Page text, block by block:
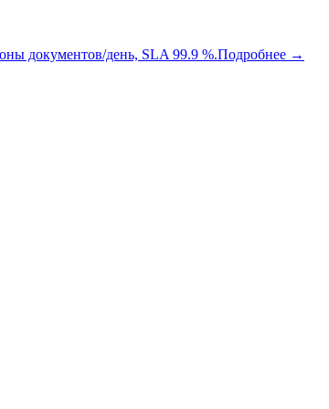
документов/день, SLA 99.9 %.Подробнее →